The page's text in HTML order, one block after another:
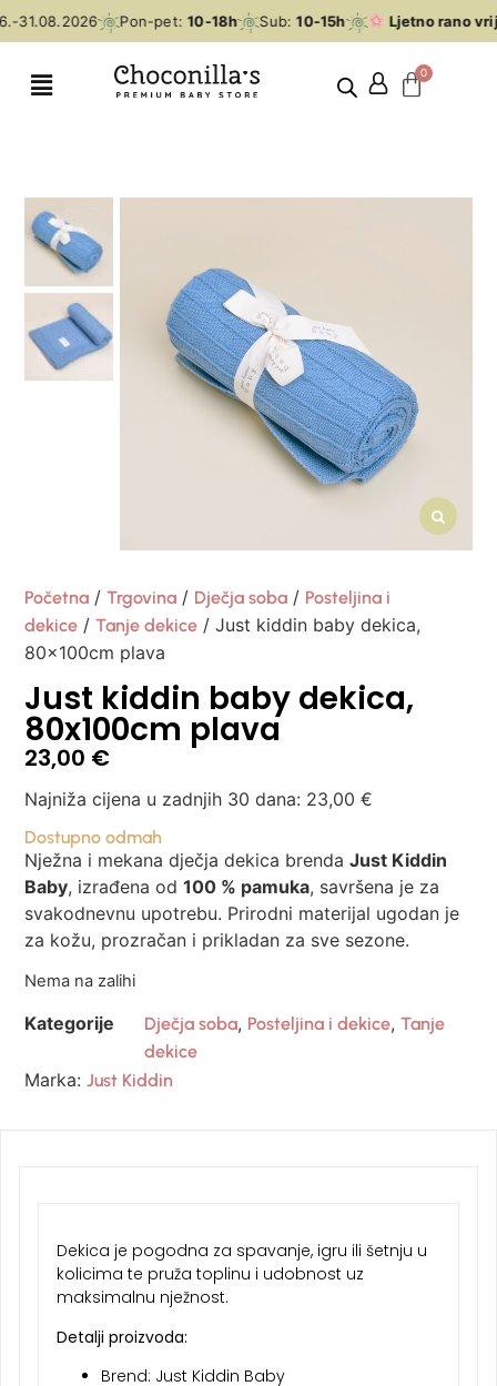
31.08.2026 Pon-pet:10-18h Sub:10-15h Ljetno rano
Početna /Trgovina / Dječja soba / Posteljina i
dekice /Tanje dekice / Just kiddin baby dekica,
80x100cm plava
Just kiddin baby dekica,
80x100cm plava
23,00 €
Najniža cijena u zadnjih 30 dana: 23,00€
Dostupno odmah
Nježna i mekana dječja dekica brendaJust Kiddin
Baby, izrađena od100 % pamuka, savršena je za
svakodnevnu upotrebu. Prirodni materijal ugodan je
za kožu, prozračan i prikladan za sve sezone.
Nema na zalihi
Kategorije Dječja soba, Posteljina i dekice,Tanje
dekice
Marka:Just Kiddin
Dekica je pogodna za spavanje, igru ili šetnju u
kolicima te pruža toplinu i udobnost uz
maksimalnu nježnost.
Detalji proizvoda:
Brend: Just Kiddin Baby